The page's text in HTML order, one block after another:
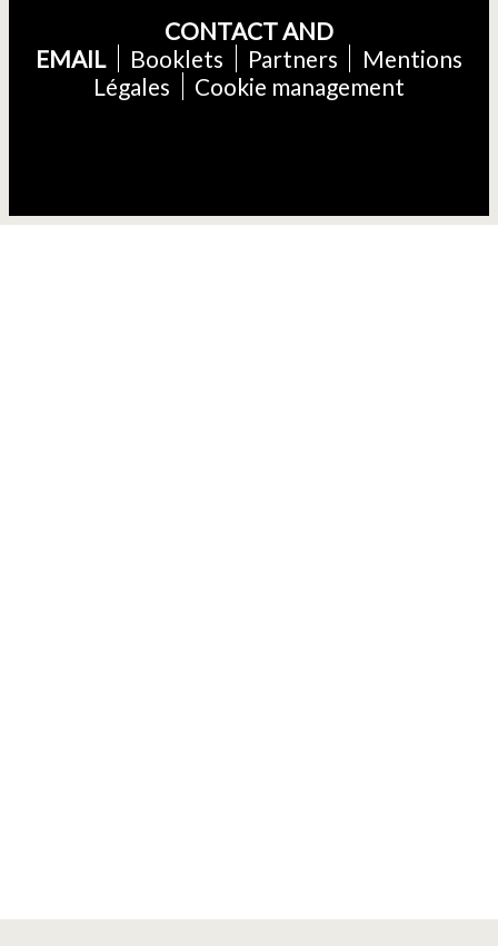
CONTACT AND
EMAIL
Booklets Partners
Mentions
Légales
Cookie management